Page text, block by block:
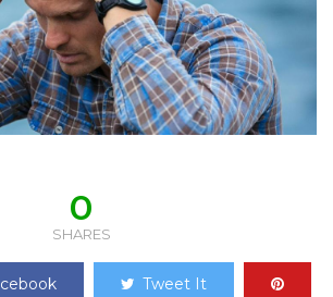
0
SHARES
Tweet It